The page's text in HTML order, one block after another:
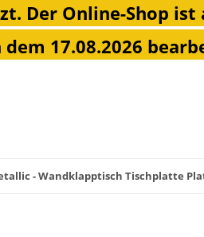
Der Online-Shop ist
17.08.2026
- Wandklapptisch Tischplatte